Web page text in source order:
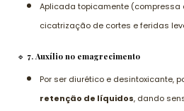
Aplicada topicamente (compressa
cicatrização de cortes e feridas
🔹 7. Auxílio no emagrecimento
Por ser diurético e desintoxicante,
retenção de líquidos, dando